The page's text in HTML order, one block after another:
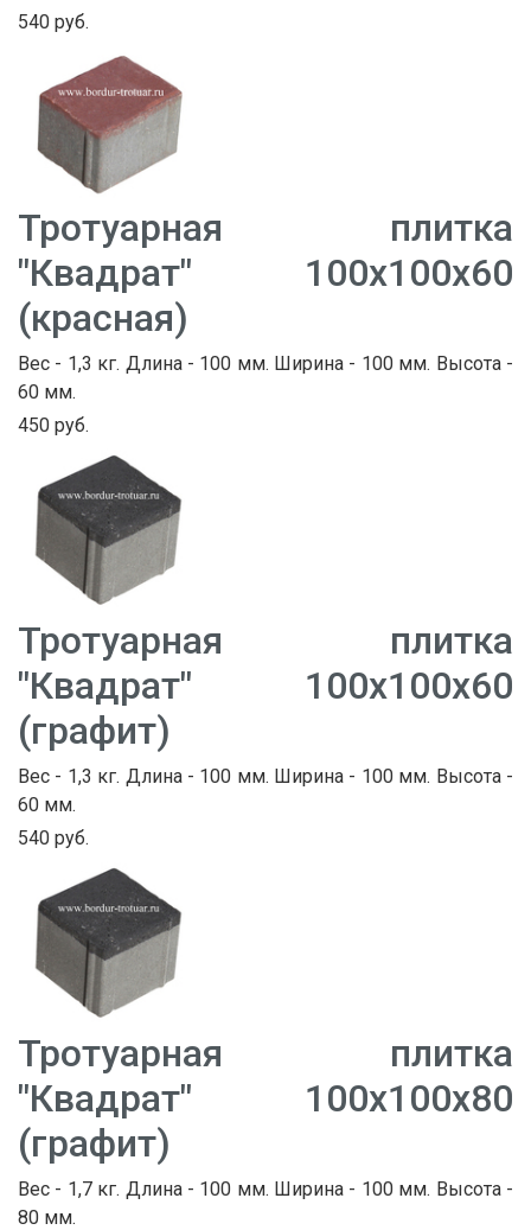
540 руб.
Тротуарная плитка
"Квадрат" 100х100х60
(красная)
Вес - 1,3 кг. Длина - 100 мм. Ширина - 100 мм. Высота -
60 мм.
450 руб.
Тротуарная плитка
"Квадрат" 100х100х60
(графит)
Вес - 1,3 кг. Длина - 100 мм. Ширина - 100 мм. Высота -
60 мм.
540 руб.
Тротуарная плитка
"Квадрат" 100х100х80
(графит)
Вес - 1,7 кг. Длина - 100 мм. Ширина - 100 мм. Высота -
80 мм.